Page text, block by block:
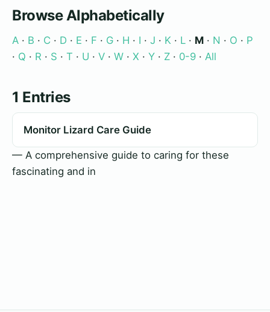
Browse Alphabetically
A · B · C · D · E · F · G · H · I · J · K · L · M · N · O · P
· Q · R · S · T · U · V · W · X · Y · Z · 0-9 · All
1 Entries
Monitor Lizard Care Guide
— A comprehensive guide to caring for these
fascinating and in